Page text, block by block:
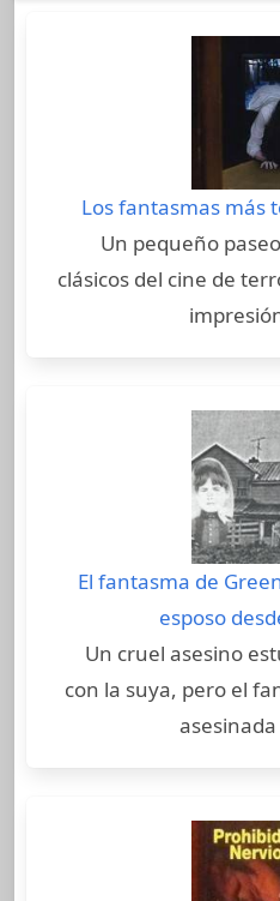
Los fantasmas más
Un pequeño
clásicos del cine de
El fantasma de
esposo
Un cruel asesino
con la suya, pero el